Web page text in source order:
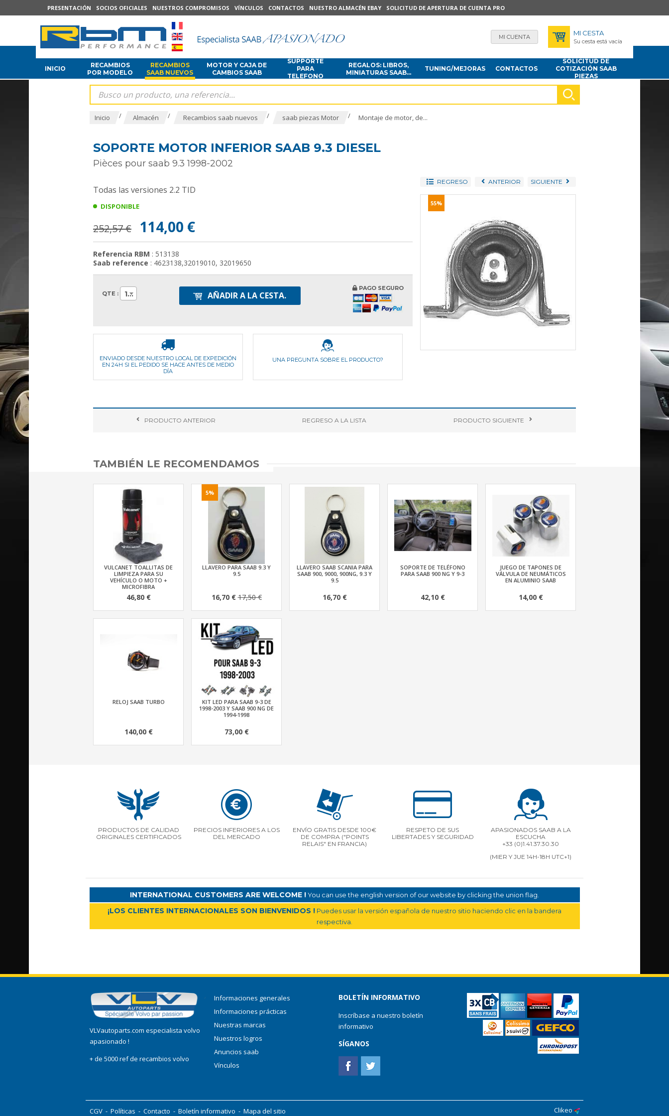
PRESENTACIÓN SOCIOS OFICIALES NUESTROS COMPROMISOS VÍNCULOS CONTACTOS NUESTRO ALMACÉN EBAY SOLICITUD DE APERTURA DE CUENTA PRO
MI CUENTA MI CESTA
Su cesta está vacía
INICIO
RECAMBIOS
POR MODELO
RECAMBIOS
SAAB NUEVOS
MOTOR Y CAJA DE
CAMBIOS SAAB
SUPPORTE
PARA
TELEFONO
REGALOS: LIBROS,
MINIATURAS SAAB...
TUNING/MEJORAS CONTACTOS
SOLICITUD DE
COTIZACIÓN SAAB
PIEZAS
Inicio / Almacén / Recambios saab nuevos / saab piezas Motor / Montaje de motor, de...
SOPORTE MOTOR INFERIOR SAAB 9.3 DIESEL
Pièces pour saab 9.3 1998-2002
REGRESO ANTERIOR SIGUIENTE
55%
Todas las versiones 2.2 TID
DISPONIBLE
252,57 € 114,00 €
Referencia RBM : 513138
Saab reference : 4623138,32019010, 32019650
QTE : 1 AÑADIR A LA CESTA.
PAGO SEGURO
ENVIADO DESDE NUESTRO LOCAL DE EXPEDICIÓN
EN 24H SI EL PEDIDO SE HACE ANTES DE MEDIO
DÍA
UNA PREGUNTA SOBRE EL PRODUCTO?
PRODUCTOANTERIOR REGRESO A LA LISTA PRODUCTO SIGUIENTE
TAMBIÉN LE RECOMENDAMOS
VULCANET TOALLITAS DE
LIMPIEZA PARA SU
VEHÍCULO O MOTO +
MICROFIBRA
46,80 €
5%
LLAVERO PARA SAAB 9.3 Y
9.5
16,70 €17,50 €
LLAVERO SAAB SCANIA PARA
SAAB 900, 9000, 900NG, 9.3 Y
9.5
16,70 €
SOPORTE DE TELÉFONO
PARA SAAB 900 NG Y 9-3
42,10 €
JUEGO DE TAPONES DE
VÁLVULA DE NEUMÁTICOS
EN ALUMINIO SAAB
14,00 €
RELOJ SAAB TURBO
140,00 €
KIT LED PARA SAAB 9-3 DE
1998-2003 Y SAAB 900 NG DE
1994-1998
73,00 €
PRODUCTOS DE CALIDAD
ORIGINALES CERTIFICADOS
PRECIOS INFERIORES A LOS
DEL MERCADO
ENVÍO GRATIS DESDE 100€
DE COMPRA ("POINTS
RELAIS" EN FRANCIA)
RESPETO DE SUS
LIBERTADES Y SEGURIDAD
APASIONADOS SAAB A LA
ESCUCHA
+33 (0)1.41.37.30.30
(MIER Y JUE 14H-18H UTC+1)
INTERNATIONAL CUSTOMERS ARE WELCOME !You can use the english version of our website by clicking the union flag.
¡LOS CLIENTES INTERNACIONALES SON BIENVENIDOS ! Puedes usar la versión española de nuestro sitio haciendo clic en la bandera
respectiva.
VLVautoparts.com especialista volvo
apasionado !
+ de 5000 ref de recambios volvo
Informaciones generales
Informaciones prácticas
Nuestras marcas
Nuestros logros
Anuncios saab
Vínculos
BOLETÍN INFORMATIVO
Inscríbase a nuestro boletín
informativo
SÍGANOS
CGV- Políticas - Contacto - Boletín informativo - Mapa del sitio Clikeo